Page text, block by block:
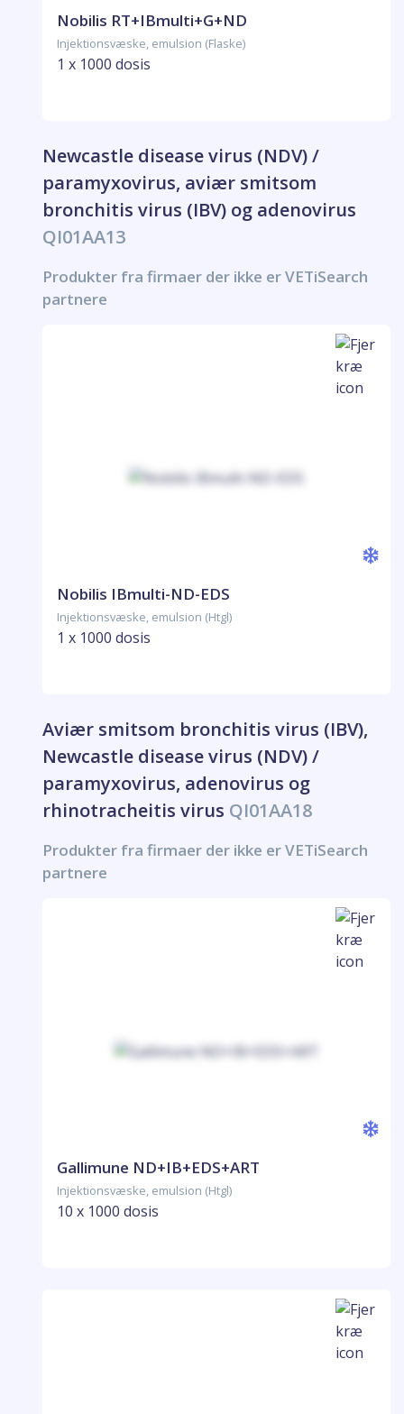
Nobilis RT+IBmulti+G+ND
Injektionsvæske, emulsion (Flaske)
1 x 1000 dosis
Newcastle disease virus (NDV) /
paramyxovirus, aviær smitsom
bronchitis virus (IBV) og adenovirus
QI01AA13
Produkter fra firmaer der ikke er VETiSearch
partnere
Nobilis IBmulti-ND-EDS
Injektionsvæske, emulsion (Htgl)
1 x 1000 dosis
Aviær smitsom bronchitis virus (IBV),
Newcastle disease virus (NDV) /
paramyxovirus, adenovirus og
rhinotracheitis virus QI01AA18
Produkter fra firmaer der ikke er VETiSearch
partnere
Gallimune ND+IB+EDS+ART
Injektionsvæske, emulsion (Htgl)
10 x 1000 dosis